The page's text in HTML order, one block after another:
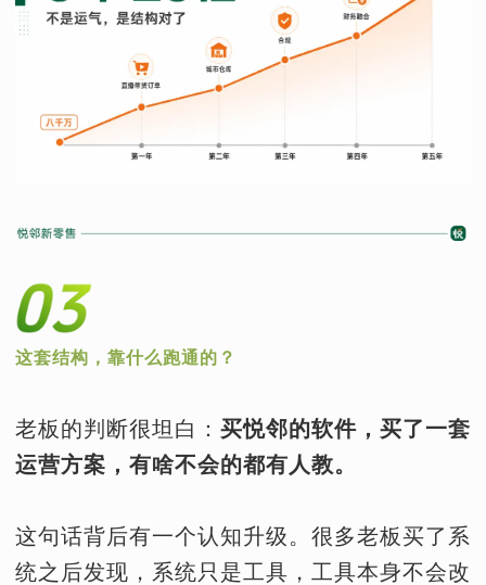
这套结构，靠什么跑通的？
老板的判断很坦白： 买悦邻的软件，买了一套
运营方案，有啥不会的都有人教。
这句话背后有一个认知升级。很多老板买了系
统之后发现，系统只是工具，工具本身不会改